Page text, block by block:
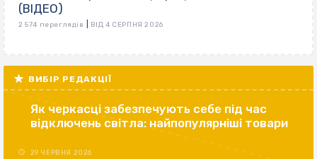
(ВІДЕО)
2 574 переглядів ВІД 4 СЕРПНЯ 2026
ВИБІР РЕДАКЦІЇ
Як черкасці забезпечують себе під час
відключень світла: найпопулярніші товари
29 ЧЕРВНЯ 2026